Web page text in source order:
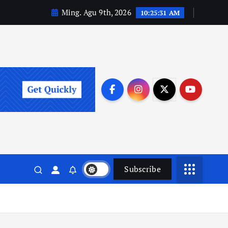
Ming. Agu 9th, 2026 10:25:31 AM
Subscribe